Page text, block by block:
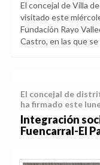
El concejal de Villa
visitado este
Fundación Rayo
Castro, en las que
El concejal de
ha firmado este
Integración
Fuencarral-El